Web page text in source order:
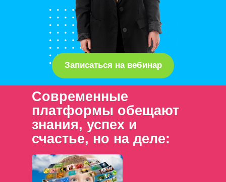
Записаться на вебинар
Современные
платформы обещают
знания, успех и
счастье, но на деле: